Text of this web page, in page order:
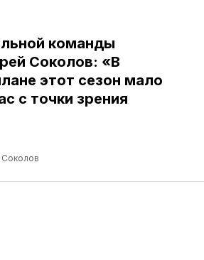
команды
Соколов: «В
этот сезон мало
с точки зрения